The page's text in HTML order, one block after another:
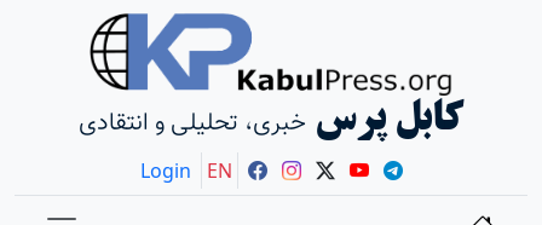
کابل پرس خبری، تحلیلی و انتقادی
Login EN